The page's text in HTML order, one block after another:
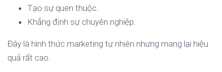
Tạo sự quen thuộc.
Khẳng định sự chuyên nghiệp.
Đây là hình thức marketing tự nhiên nhưng mang lại hiệu
quả rất cao.